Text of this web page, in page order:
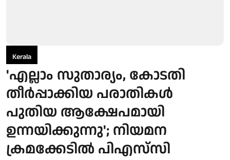
Kerala
'എല്ലാം സുതാര്യം, കോടതി
തീര്‍പ്പാക്കിയ പരാതികള്‍
പുതിയ ആക്ഷേപമായി
ഉന്നയിക്കുന്നു'; നിയമന
ക്രമക്കേടില്‍ പിഎസ്‌സി